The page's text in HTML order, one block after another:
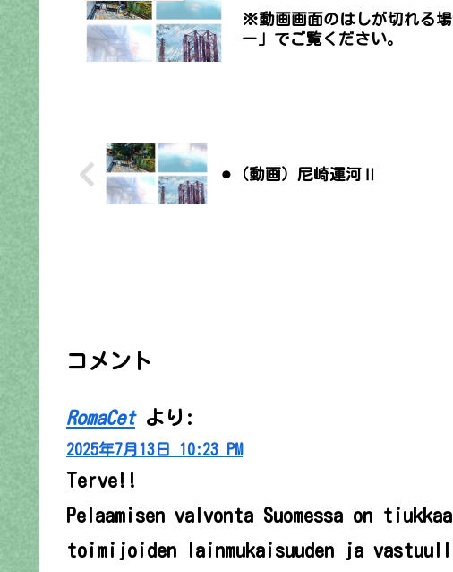
※動画画面のはしが切れる
ー」でご覧ください。
⚫︎（動画）尼崎運河Ⅱ
コメント
RomaCet より:
2025年7月13日 10:23 PM
Terve!!
Pelaamisen valvonta Suomessa on
toimijoiden lainmukaisuuden ja